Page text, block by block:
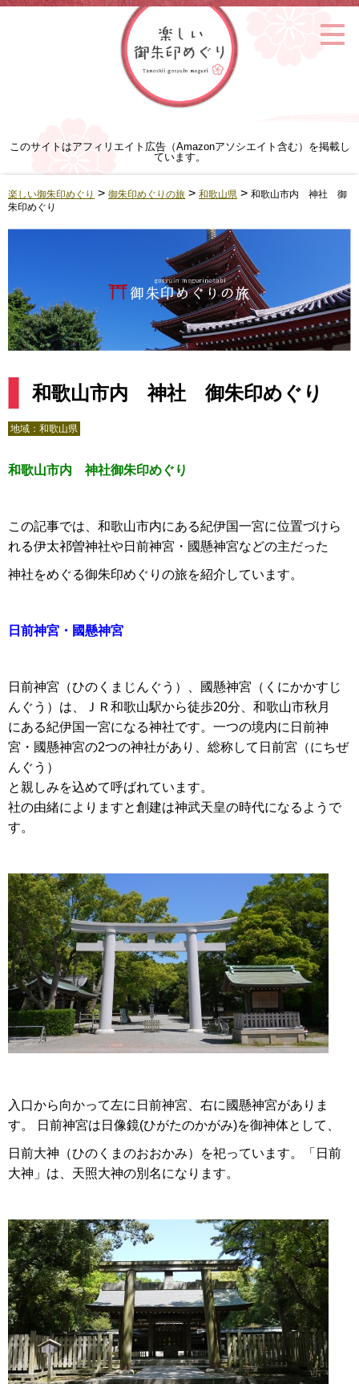
このサイトはアフィリエイト広告（Amazonアソシエイト含む）を掲載し
ています。
楽しい御朱印めぐり > 御朱印めぐりの旅 > 和歌山県 > 和歌山市内 神社 御
朱印めぐり
和歌山市内 神社 御朱印めぐり
地域： 和歌山県
和歌山市内 神社御朱印めぐり
この記事では、和歌山市内にある紀伊国一宮に位置づけら
れる伊太祁曽神社や日前神宮・國懸神宮などの主だった
神社をめぐる御朱印めぐりの旅を紹介しています。
日前神宮・國懸神宮
日前神宮（ひのくまじんぐう）、國懸神宮（くにかかすじ
んぐう）は、ＪＲ和歌山駅から徒歩20分、和歌山市秋月
にある紀伊国一宮になる神社です。一つの境内に日前神
宮・國懸神宮の2つの神社があり、総称して日前宮（にちぜ
んぐう）
と親しみを込めて呼ばれています。
社の由緒によりますと創建は神武天皇の時代になるようで
す。
入口から向かって左に日前神宮、右に國懸神宮がありま
す。 日前神宮は日像鏡(ひがたのかがみ)を御神体として、
日前大神（ひのくまのおおかみ）を祀っています。「日前
大神」は、天照大神の別名になります。